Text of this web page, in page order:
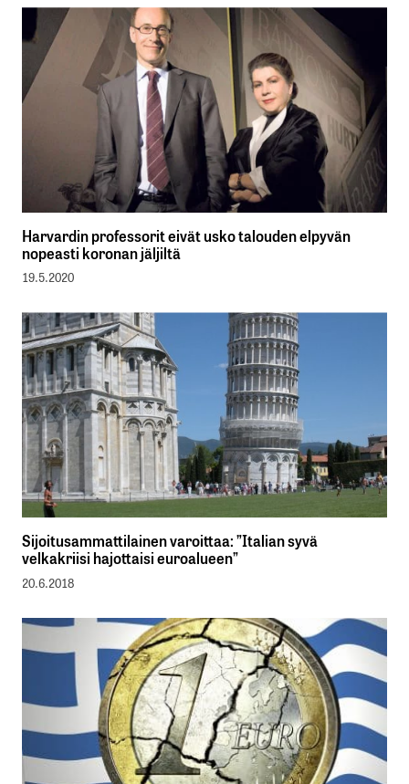
Harvardin professorit eivät usko talouden elpyvän
nopeasti koronan jäljiltä
19.5.2020
Sijoitusammattilainen varoittaa: ”Italian syvä
velkakriisi hajottaisi euroalueen”
20.6.2018